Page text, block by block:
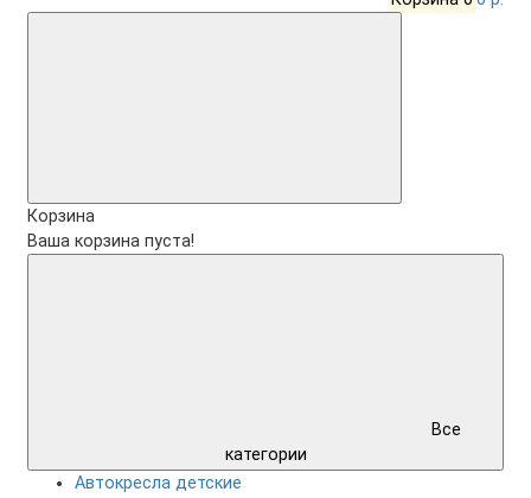
Корзина
Ваша корзина пуста!
Все
категории
Автокресла детские